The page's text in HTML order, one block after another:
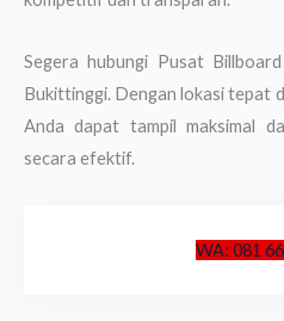
Segera hubungi Pusat
Bukittinggi. Dengan lokasi tepat
Anda dapat tampil maksimal
secara efektif.
WA: 081